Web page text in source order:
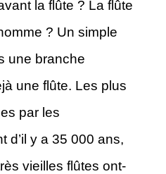
la flûte ? La flûte
? Un simple
une branche
une flûte. Les plus
par les
d’il y a 35 000 ans,
vieilles flûtes ont-